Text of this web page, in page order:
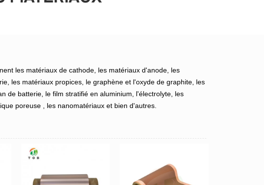
les matériaux de cathode, les matériaux d'anode, les
les matériaux propices, le graphène et l'oxyde de graphite, les
de batterie, le film stratifié en aluminium, l'électrolyte, les
poreuse , les nanomatériaux et bien d'autres.